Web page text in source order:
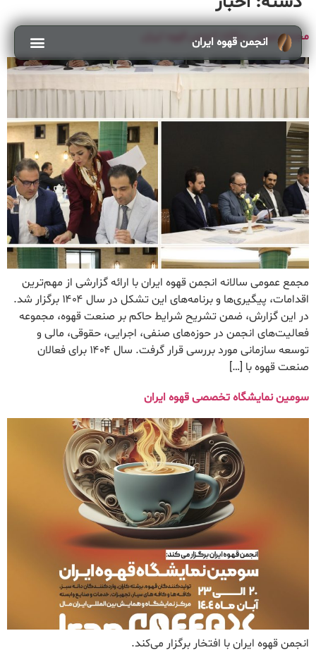
انجمن قهوه ایران
مجمع عمومی سالانه انجمن قهوه ایران
مجمع عمومی سالانه انجمن قهوه ایران با ارائه گزارشی از مهم‌ترین
اقدامات، پیگیری‌ها و برنامه‌های این تشکل در سال ۱۴۰۴ برگزار شد.
در این گزارش، ضمن تشریح شرایط حاکم بر صنعت قهوه، مجموعه
فعالیت‌های انجمن در حوزه‌های صنفی، اجرایی، حقوقی، مالی و
توسعه سازمانی مورد بررسی قرار گرفت. سال ۱۴۰۴ برای فعالان
صنعت قهوه با […]
سومین نمایشگاه تخصصی قهوه ایران
انجمن قهوه ایران با افتخار برگزار می‌کند.